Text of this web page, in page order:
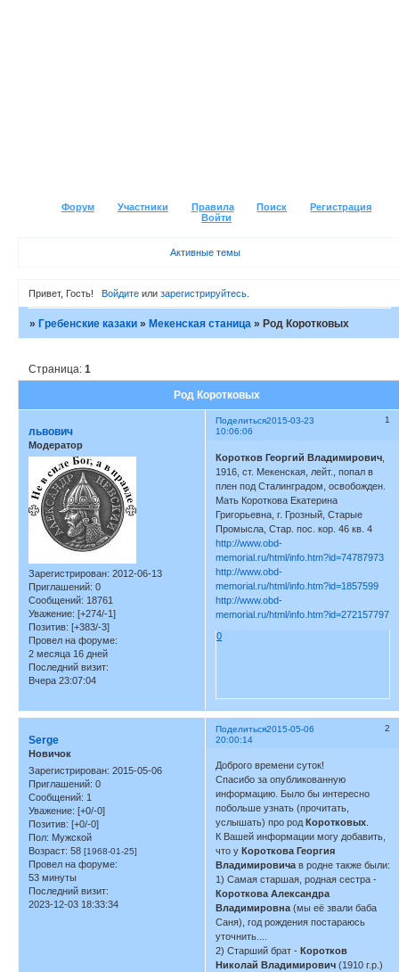
Форум Участники Правила Поиск
Регистрация
Войти
Активные темы
Привет, Гость! Войдитеили зарегистрируйтесь.
»Гребенские казаки »Мекенская станица »Род Коротковых
Род Коротковых
Страница:1
Поделиться 1
2015-03-23
10:06:06
львович
Модератор
Зарегистрирован: 2012-06-13
Приглашений: 0
Сообщений: 18761
Уважение: [+274/-1]
Позитив: [+383/-3]
Провел на форуме:
2 месяца 16 дней
Последний визит:
Вчера 23:07:04
Коротков Георгий Владимирович
1916, ст. Мекенская, лейт., попал в
плен под Сталинградом, освобожден.
Мать Короткова Екатерина
Григорьевна, г. Грозный, Старые
Промысла, Стар. пос. кор. 46 кв. 4
http://www.obd-
memorial.ru/html/info.htm?id=74787973
http://www.obd-
memorial.ru/html/info.htm?id=1857599
http://www.obd-
memorial.ru/html/info.htm?id=272157797
0
Поделиться 2
2015-05-06
20:00:14
Serge
Новичок
Зарегистрирован: 2015-05-06
Приглашений: 0
Сообщений: 1
Уважение: [+0/-0]
Позитив: [+0/-0]
Пол: Мужской
Возраст: 58 [1968-01-25]
Провел на форуме:
53 минуты
Последний визит:
2023-12-03 18:33:34
Доброго времени суток!
Спасибо за опубликованную
информацию. Было бы интересно
побольше узнать (прочитать,
услышать) про род Коротковых
К Вашей информации могу добавить,
что у Короткова Георгия
Владимировича в родне также были:
1) Самая старшая, родная сестра -
Короткова Александра
Владимировна (мы её звали баба
Саня), год рождения постараюсь
уточнить....
2) Старший брат - Коротков
Николай Владимирович (1910 г.р.)